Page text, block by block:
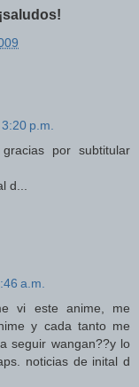
p.m.
por subtitular
d...
a.m.
vi este anime, me
y cada tanto me
seguir wangan??y lo
noticias de inital d